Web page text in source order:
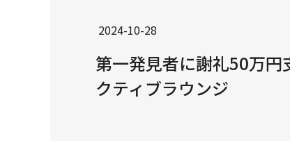
2024-10-28
第一発見者に謝礼50万
クティブラウンジ